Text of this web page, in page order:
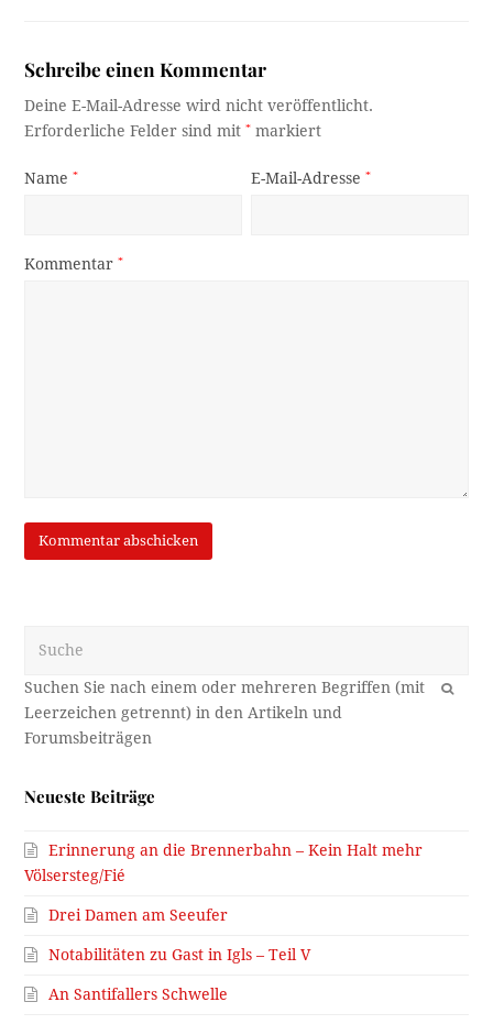
Schreibe einen Kommentar
Deine E-Mail-Adresse wird nicht veröffentlicht.
Erforderliche Felder sind mit* markiert
Name* E-Mail-Adresse*
Kommentar*
OK
Neueste Beiträge
Erinnerung an die Brennerbahn – Kein Halt mehr
Völsersteg/Fié
Drei Damen am Seeufer
Notabilitäten zu Gast in Igls – Teil V
An Santifallers Schwelle